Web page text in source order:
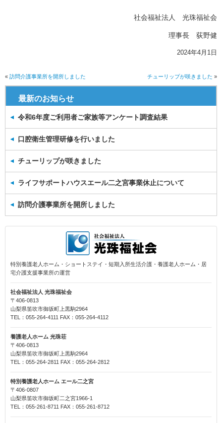
社会福祉法人 光珠福祉会
理事長 荻野健
2024年4月1日
« 訪問介護事業所を開所しました チューリップが咲きました »
最新のお知らせ
令和6年度ご利用者ご家族等アンケート調査結果
口腔衛生管理研修を行いました
チューリップが咲きました
ライフサポートハウスエール二之宮事業休止について
訪問介護事業所を開所しました
特別養護老人ホーム・ショートステイ・短期入所生活介護・養護老人ホーム・居
宅介護支援事業所の運営
社会福祉法人 光珠福祉会
〒406-0813
山梨県笛吹市御坂町上黒駒2964
TEL：055-264-4111 FAX：055-264-4112
養護老人ホーム 光珠荘
〒406-0813
山梨県笛吹市御坂町上黒駒2964
TEL：055-264-2811 FAX：055-264-2812
特別養護老人ホーム エール二之宮
〒406-0807
山梨県笛吹市御坂町二之宮1966-1
TEL：055-261-8711 FAX：055-261-8712